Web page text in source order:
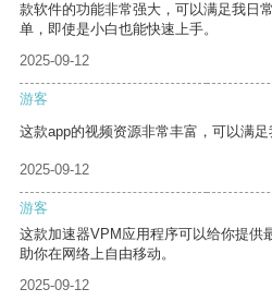
款软件的功能非常强大，可以满足我日
单，即使是小白也能快速上手。
2025-09-12
游客
这款app的视频资源非常丰富，可以满足
2025-09-12
游客
这款加速器VPM应用程序可以给你提供
助你在网络上自由移动。
2025-09-12